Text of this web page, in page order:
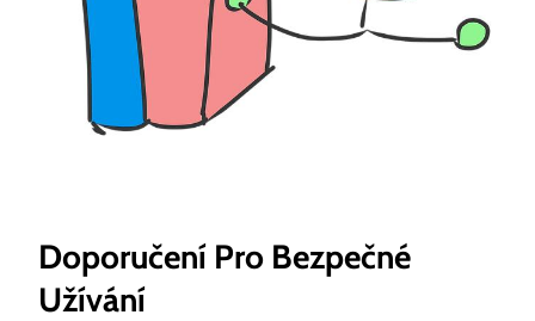
Doporučení Pro Bezpečné
Užívání